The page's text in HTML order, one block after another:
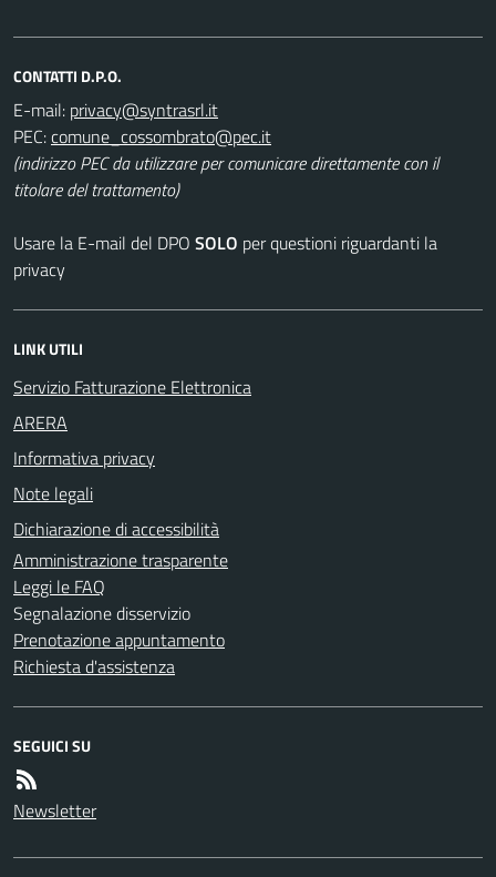
CONTATTI D.P.O.
E-mail:
PEC:
(indirizzo PEC da utilizzare per comunicare direttamente con il
titolare del trattamento)
Usare la E-mail del DPO SOLO per questioni riguardanti la
privacy
LINK UTILI
Servizio Fatturazione Elettronica
ARERA
Informativa privacy
Note legali
Dichiarazione di accessibilità
Amministrazione trasparente
Leggi le FAQ
Segnalazione disservizio
Prenotazione appuntamento
Richiesta d'assistenza
SEGUICI SU
Newsletter